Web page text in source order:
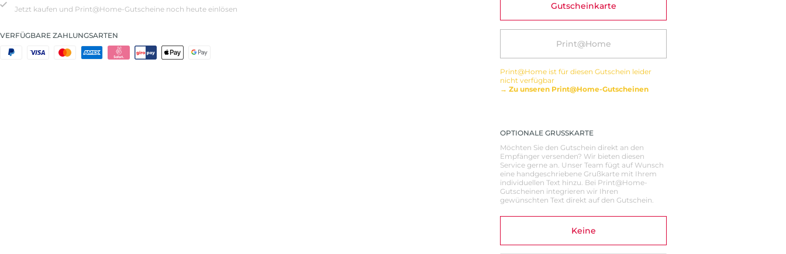
Jetzt kaufen und Print@Home-Gutscheine noch heute einlösen
VERFÜGBARE ZAHLUNGSARTEN
Gutscheinkarte
Print@Home
Print@Home ist für diesen Gutschein leider
nicht verfügbar
→ Zu unseren Print@Home-Gutscheinen
OPTIONALE GRUSSKARTE
Möchten Sie den Gutschein direkt an den
Empfänger versenden? Wir bieten diesen
Service gerne an. Unser Team fügt auf Wunsch
eine handgeschriebene Grußkarte mit Ihrem
individuellen Text hinzu. Bei Print@Home-
Gutscheinen integrieren wir Ihren
gewünschten Text direkt auf den Gutschein.
Keine